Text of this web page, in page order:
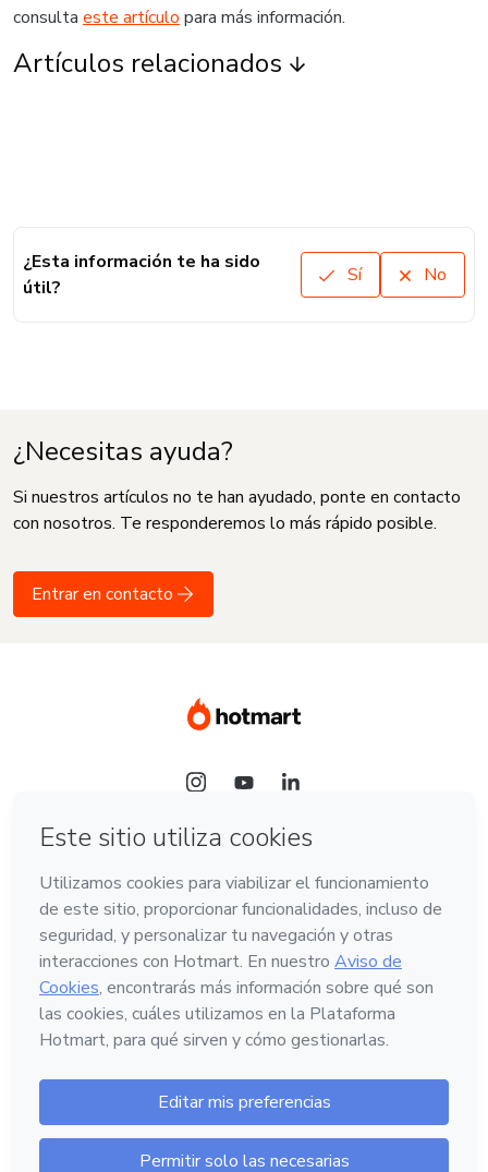
consulta este artículo para más información.
Artículos relacionados
¿Esta información te ha sido
útil?
Sí No
¿Necesitas ayuda?
Si nuestros artículos no te han ayudado, ponte en contacto
con nosotros. Te responderemos lo más rápido posible.
Entrar en contacto
Idioma
Español
Hotmart — 2011-2026 © Todos los derechos
reservados